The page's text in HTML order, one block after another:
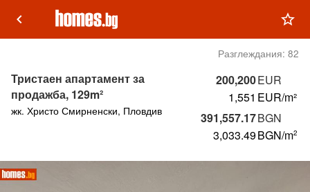
keyboard_arrow_left star_outline
Разглеждания: 82
200,200EUR
1,551 EUR/m²
391,557.17BGN
3,033.49BGN/m2
Тристаен апартамент за
продажба, 129m²
жк. Христо Смирненски, Пловдив